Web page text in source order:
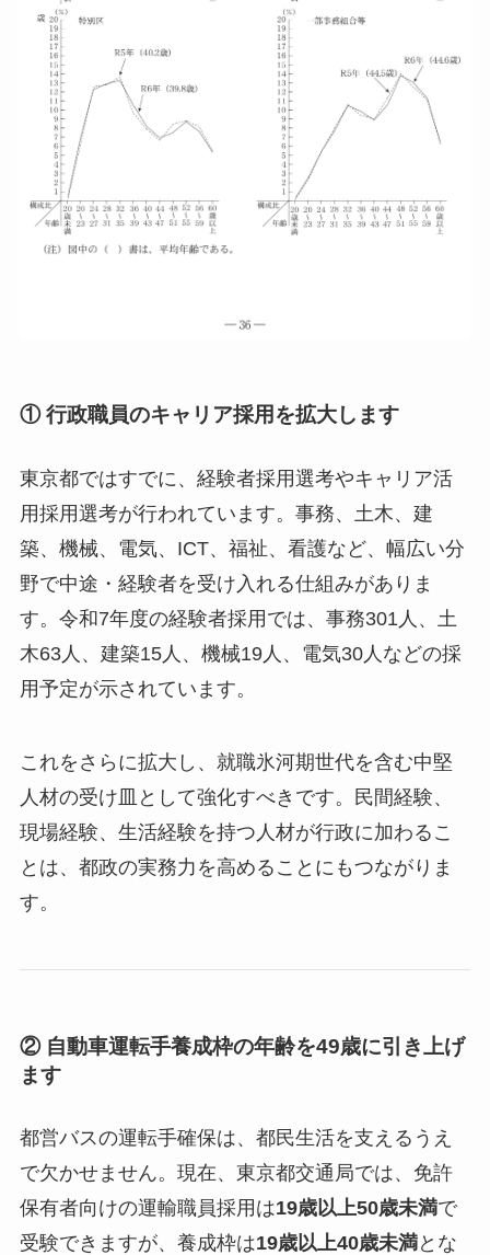
① 行政職員のキャリア採用を拡大します
東京都ではすでに、経験者採用選考やキャリア活
用採用選考が行われています。事務、土木、建
築、機械、電気、ICT、福祉、看護など、幅広い分
野で中途・経験者を受け入れる仕組みがありま
す。令和7年度の経験者採用では、事務301人、土
木63人、建築15人、機械19人、電気30人などの採
用予定が示されています。
これをさらに拡大し、就職氷河期世代を含む中堅
人材の受け皿として強化すべきです。民間経験、
現場経験、生活経験を持つ人材が行政に加わるこ
とは、都政の実務力を高めることにもつながりま
す。
② 自動車運転手養成枠の年齢を49歳に引き上げ
ます
都営バスの運転手確保は、都民生活を支えるうえ
で欠かせません。現在、東京都交通局では、免許
保有者向けの運輸職員採用は19歳以上50歳未満で
受験できますが、養成枠は19歳以上40歳未満とな